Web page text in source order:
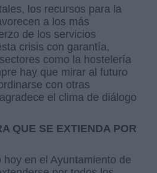
los recursos para la
a los más
de los servicios
crisis con garantía,
como la hostelería
hay que mirar al futuro
con otras
el clima de diálogo
QUE SE EXTIENDA POR
en el Ayuntamiento de